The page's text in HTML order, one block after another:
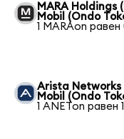
MARA Holdings
Mobil (Ondo
1 MARAon
Arista Networks
Mobil (Ondo
1 ANETon равен